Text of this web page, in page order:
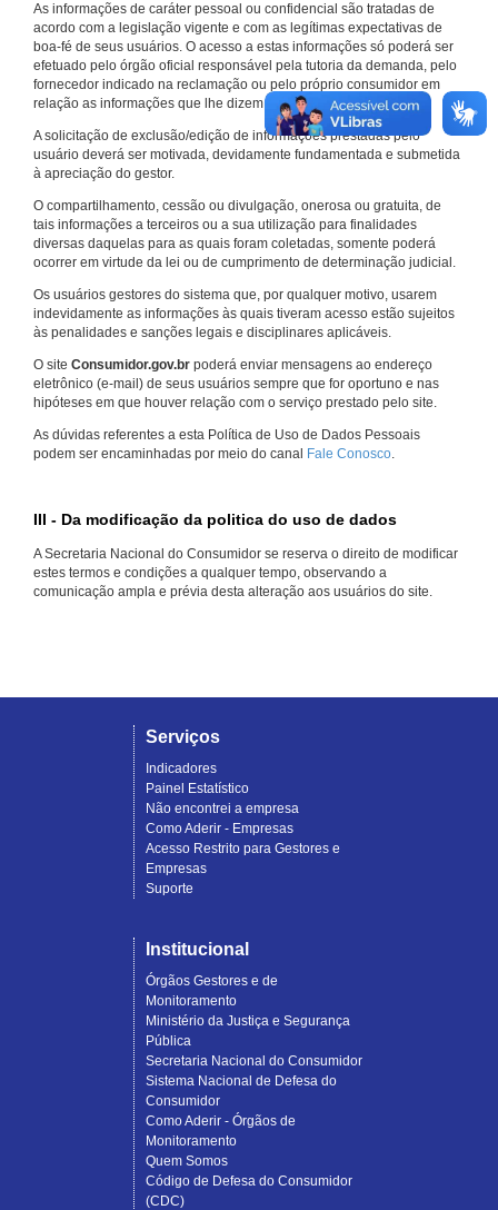
As informações de caráter pessoal ou confidencial são tratadas de
acordo com a legislação vigente e com as legítimas expectativas de
boa-fé de seus usuários. O acesso a estas informações só poderá ser
efetuado pelo órgão oficial responsável pela tutoria da demanda, pelo
fornecedor indicado na reclamação ou pelo próprio consumidor em
relação as informações que lhe dizem respeito.
A solicitação de exclusão/edição de informações prestadas pelo
usuário deverá ser motivada, devidamente fundamentada e submetida
à apreciação do gestor.
O compartilhamento, cessão ou divulgação, onerosa ou gratuita, de
tais informações a terceiros ou a sua utilização para finalidades
diversas daquelas para as quais foram coletadas, somente poderá
ocorrer em virtude da lei ou de cumprimento de determinação judicial.
Os usuários gestores do sistema que, por qualquer motivo, usarem
indevidamente as informações às quais tiveram acesso estão sujeitos
às penalidades e sanções legais e disciplinares aplicáveis.
O site Consumidor.gov.br poderá enviar mensagens ao endereço
eletrônico (e-mail) de seus usuários sempre que for oportuno e nas
hipóteses em que houver relação com o serviço prestado pelo site.
As dúvidas referentes a esta Política de Uso de Dados Pessoais
podem ser encaminhadas por meio do canal Fale Conosco.
III - Da modificação da politica do uso de dados
A Secretaria Nacional do Consumidor se reserva o direito de modificar
estes termos e condições a qualquer tempo, observando a
comunicação ampla e prévia desta alteração aos usuários do site.
Serviços
Indicadores
Painel Estatístico
Não encontrei a empresa
Como Aderir - Empresas
Acesso Restrito para Gestores e
Empresas
Suporte
Institucional
Órgãos Gestores e de
Monitoramento
Ministério da Justiça e Segurança
Pública
Secretaria Nacional do Consumidor
Sistema Nacional de Defesa do
Consumidor
Como Aderir - Órgãos de
Monitoramento
Quem Somos
Código de Defesa do Consumidor
(CDC)